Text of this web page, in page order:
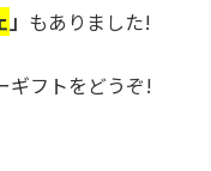
」 もありました!
ギフトをどうぞ!